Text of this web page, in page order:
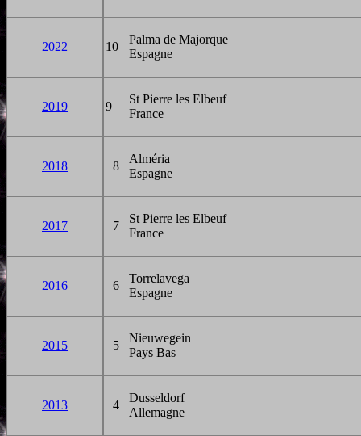
2022 10
Palma de Majorque
Espagne
2019 9
St Pierre les Elbeuf
France
2018 8
Alméria
Espagne
2017 7
St Pierre les Elbeuf
France
2016 6
Torrelavega
Espagne
2015 5
Nieuwegein
Pays Bas
2013 4
Dusseldorf
Allemagne